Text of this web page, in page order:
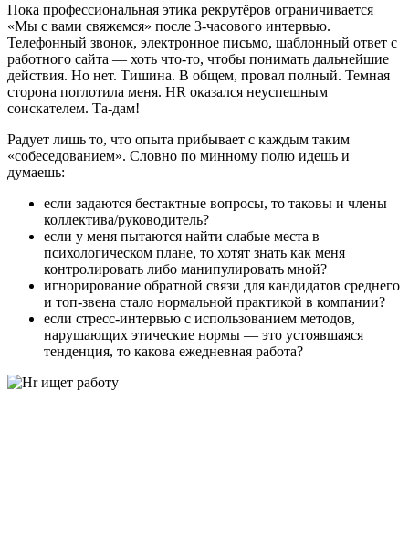
Пока профессиональная этика рекрутёров ограничивается
«Мы с вами свяжемся» после 3-часового интервью.
Телефонный звонок, электронное письмо, шаблонный ответ с
работного сайта — хоть что-то, чтобы понимать дальнейшие
действия. Но нет. Тишина. В общем, провал полный. Темная
сторона поглотила меня. HR оказался неуспешным
соискателем. Та-дам!
Радует лишь то, что опыта прибывает с каждым таким
«собеседованием». Словно по минному полю идешь и
думаешь:
если задаются бестактные вопросы, то таковы и члены
коллектива/руководитель?
если у меня пытаются найти слабые места в
психологическом плане, то хотят знать как меня
контролировать либо манипулировать мной?
игнорирование обратной связи для кандидатов среднего
и топ-звена стало нормальной практикой в компании?
если стресс-интервью с использованием методов,
нарушающих этические нормы — это устоявшаяся
тенденция, то какова ежедневная работа?